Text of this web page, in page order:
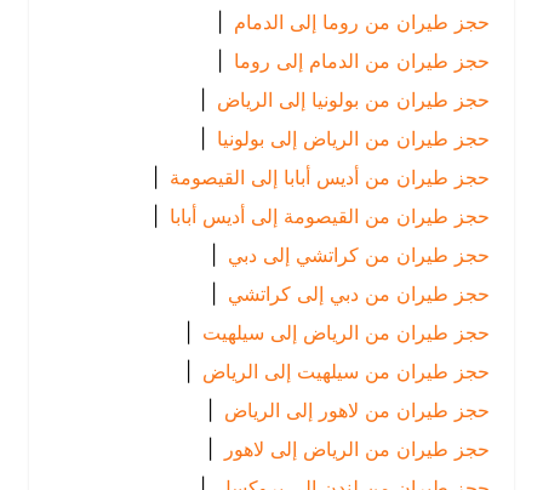
حجز طيران من روما إلى الدمام
|
حجز طيران من الدمام إلى روما
|
حجز طيران من بولونيا إلى الرياض
|
حجز طيران من الرياض إلى بولونيا
|
حجز طيران من أديس أبابا إلى القيصومة |
حجز طيران من القيصومة إلى أديس أبابا |
حجز طيران من كراتشي إلى دبي |
حجز طيران من دبي إلى كراتشي |
حجز طيران من الرياض إلى سيلهيت |
حجز طيران من سيلهيت إلى الرياض
|
حجز طيران من لاهور إلى الرياض
|
حجز طيران من الرياض إلى لاهور |